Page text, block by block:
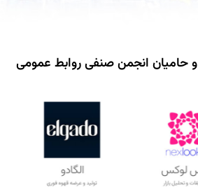
حامیان انجمن صنفی روابط عمومی